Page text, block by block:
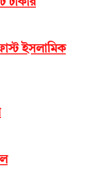
ইসলামিক